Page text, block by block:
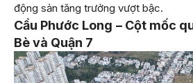
động sản tăng trưởng vượt bậc.
Cầu Phước Long – Cột mốc
Bè và Quận 7